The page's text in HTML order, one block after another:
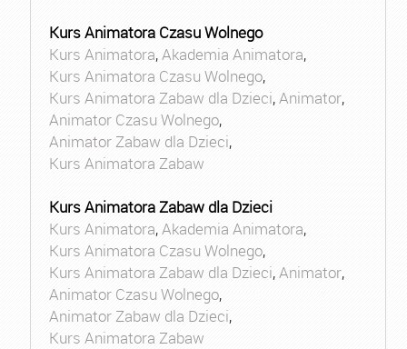
Kurs Animatora Czasu Wolnego
Kurs Animatora,Akademia Animatora,
Kurs Animatora Czasu Wolnego,
Kurs Animatora Zabaw dla Dzieci,Animator,
Animator Czasu Wolnego,
Animator Zabaw dla Dzieci,
Kurs Animatora Zabaw
Kurs Animatora Zabaw dla Dzieci
Kurs Animatora,Akademia Animatora,
Kurs Animatora Czasu Wolnego,
Kurs Animatora Zabaw dla Dzieci,Animator,
Animator Czasu Wolnego,
Animator Zabaw dla Dzieci,
Kurs Animatora Zabaw